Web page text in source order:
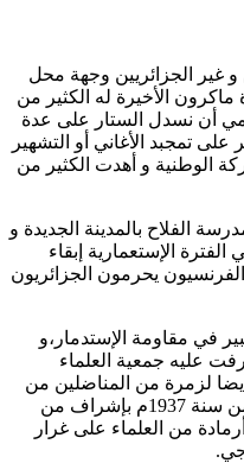
و غير الجزائريين وجهة محل
الأخيرة له الكثير من
أن نسدل الستار على عدة
تمجبد الأغاني أو التشهير
الوطنية و أهدت الكثير من
الفلاح بالمدينة الجديدة و
الفترة الإستعمارية إبقاء
يحرمون الجزائريون
في مقاومة الإستدمار،و
عليه جمعية العلماء
لزمرة من المناضلين من
حزب الشعب في تأسيسها ذات يوم من سنة 1937م بإشراف من
من العلماء على غرار